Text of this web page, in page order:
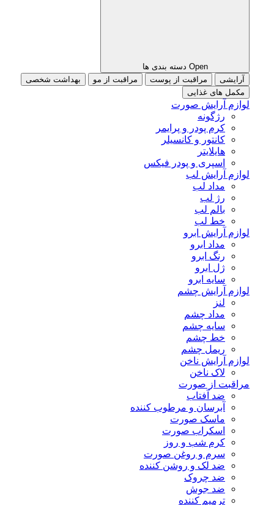
Open دسته بندی ها
آرایشی
مراقبت از پوست مراقبت از مو
بهداشت شخصی
مکمل های غذایی
لوازم آرایش صورت
رژگونه
کرم پودر و پرایمر
کانتور و کانسیلر
هایلایتر
اسپری و پودر فیکس
لوازم آرایش لب
مداد لب
رژ لب
بالم لب
خط لب
لوازم آرایش ابرو
مداد ابرو
رنگ ابرو
ژل ابرو
سایه ابرو
لوازم آرایش چشم
لنز
مداد چشم
سایه چشم
خط چشم
ریمل چشم
لوازم آرایش ناخن
لاک ناخن
مراقبت از صورت
ضد آفتاب
آبرسان و مرطوب کننده
ماسک صورت
اسکراب صورت
کرم شب و روز
سرم و روغن صورت
ضد لک و روشن کننده
ضد چروک
ضد جوش
ترمیم کننده